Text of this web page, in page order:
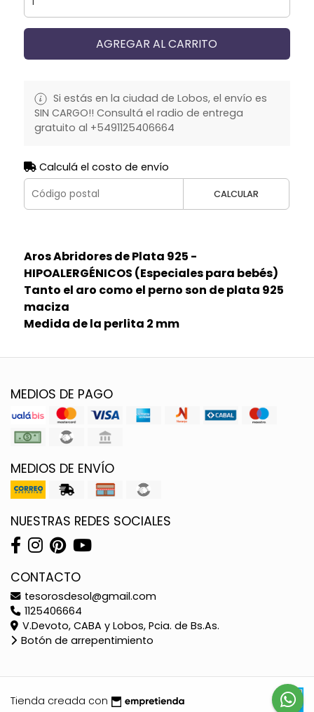
AGREGAR AL CARRITO
Si estás en la ciudad de Lobos, el envío es
SIN CARGO!! Consultá el radio de entrega
gratuito al +5491125406664
Calculá el costo de envío
CALCULAR
Aros Abridores de Plata 925 -
HIPOALERGÉNICOS (Especiales para bebés)
Tanto el aro como el perno son de plata 925
maciza
Medida de la perlita 2 mm
MEDIOS DE PAGO
MEDIOS DE ENVÍO
NUESTRAS REDES SOCIALES
CONTACTO
tesorosdesol@gmail.com
1125406664
V.Devoto, CABA y Lobos, Pcia. de Bs.As.
Botón de arrepentimiento
Tienda creada con